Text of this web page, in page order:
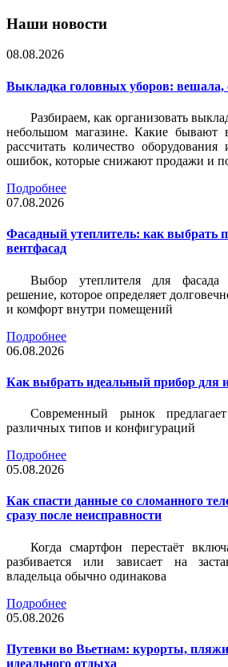
Наши новости
08.08.2026
Выкладка головных уборов: вешала,
Разбираем, как организовать
небольшом магазине. Какие бывают
рассчитать количество
ошибок, которые снижают продажи и
Подробнее
07.08.2026
Фасадный утеплитель: как выбрать
вентфасад
Выбор утеплителя для
решение, которое определяет
и комфорт внутри помещений
Подробнее
06.08.2026
Как выбрать идеальный прибор для
Современный рынок
различных типов и конфигураций
Подробнее
05.08.2026
Как спасти данные со сломанного
сразу после неисправности
Когда смартфон перестаёт
разбивается или зависает на
владельца обычно одинакова
Подробнее
05.08.2026
Путевки во Вьетнам: курорты,
идеального отдыха